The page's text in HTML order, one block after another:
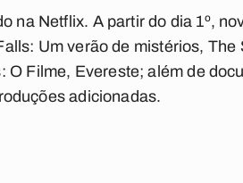
na Netflix. A partir do dia 1º,
Um verão de mistérios, The
O Filme, Evereste; além de
adicionadas.